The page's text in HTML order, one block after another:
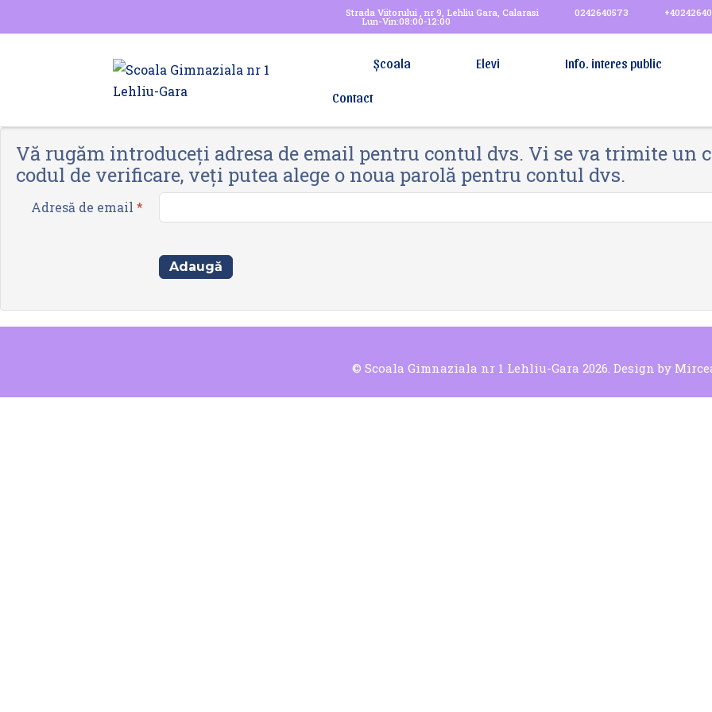
Strada Viitorului , nr 9, Lehliu Gara, Calarasi 0242640573
Lun-Vin:08:00-12:00
Școala Elevi Info. interes public
Contact
Vă rugăm introduceți adresa de email pentru contul dvs. Vi se va trimite un
codul de verificare, veți putea alege o noua parolă pentru contul dvs.
Adresă de email *
Adaugă
© Scoala Gimnaziala nr 1 Lehliu-Gara 2026. Design by